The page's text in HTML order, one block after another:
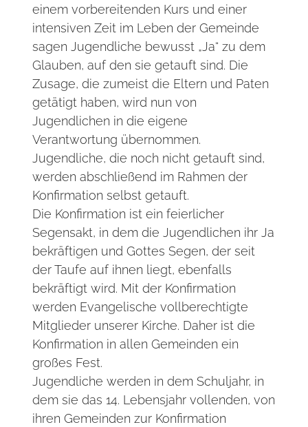
einem vorbereitenden Kurs und einer
intensiven Zeit im Leben der Gemeinde
sagen Jugendliche bewusst „Ja“ zu dem
Glauben, auf den sie getauft sind. Die
Zusage, die zumeist die Eltern und Paten
getätigt haben, wird nun von
Jugendlichen in die eigene
Verantwortung übernommen.
Jugendliche, die noch nicht getauft sind,
werden abschließend im Rahmen der
Konfirmation selbst getauft.
Die Konfirmation ist ein feierlicher
Segensakt, in dem die Jugendlichen ihr Ja
bekräftigen und Gottes Segen, der seit
der Taufe auf ihnen liegt, ebenfalls
bekräftigt wird. Mit der Konfirmation
werden Evangelische vollberechtigte
Mitglieder unserer Kirche. Daher ist die
Konfirmation in allen Gemeinden ein
großes Fest.
Jugendliche werden in dem Schuljahr, in
dem sie das 14. Lebensjahr vollenden, von
ihren Gemeinden zur Konfirmation